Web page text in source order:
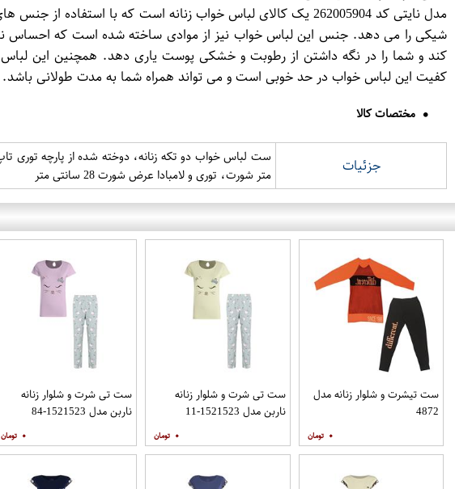
مدل نایتی کد 262005904 یک کالای لباس خواب زنانه است که
شیکی را می دهد. جنس این لباس خواب نیز از موادی ساخته شده است که احساس
کند و شما را در نگه داشتن از رطوبت و خشکی پوست یاری دهد. همچنین این
کفیت این لباس خواب در حد خوبی است و می تواند همراه شما به مدت طولانی باشد.
مختصات کالا
جزئیات
متر شورت، توری و لامبادا عرض شورت 28 سانتی متر
ست تیشرت و شلوار زنانه مدل
4872
۰
ست تی شرت و شلوار زنانه
ناربن مدل 1521523-11
۰
ست تی شرت و شلوار زنانه
ناربن مدل 1521523-84
۰